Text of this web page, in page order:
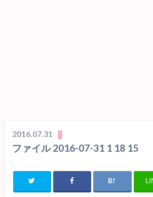
2016.07.31
ファイル 2016-07-31 1 18 15